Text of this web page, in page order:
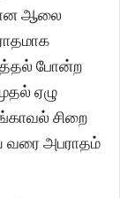
ஆலை
போன்ற
ஏழு
சிறை
வரை அபராதம்